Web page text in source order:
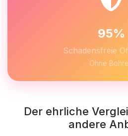
95%
Schadensfreie
Ohne
Der ehrliche
andere